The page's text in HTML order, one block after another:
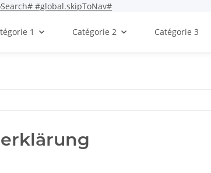
#global.skipToNav#
1 Catégorie 2 Catégorie 3